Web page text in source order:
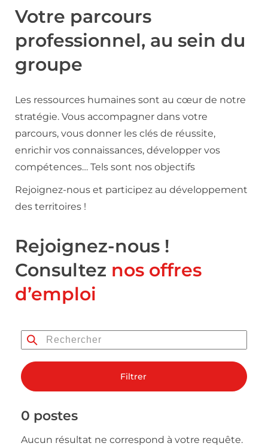
Votre parcours
professionnel, au sein du
groupe
Les ressources humaines sont au cœur de notre
stratégie. Vous accompagner dans votre
parcours, vous donner les clés de réussite,
enrichir vos connaissances, développer vos
compétences… Tels sont nos objectifs
Rejoignez-nous et participez au développement
des territoires !
Rejoignez-nous !
Consultez nos offres
d’emploi
Filtrer
0 postes
Aucun résultat ne correspond à votre requête.